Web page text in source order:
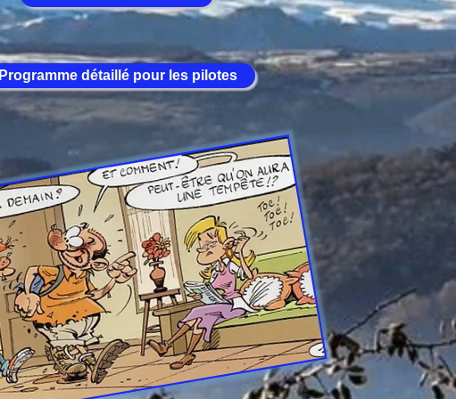
Programme détaillé pour les pilotes